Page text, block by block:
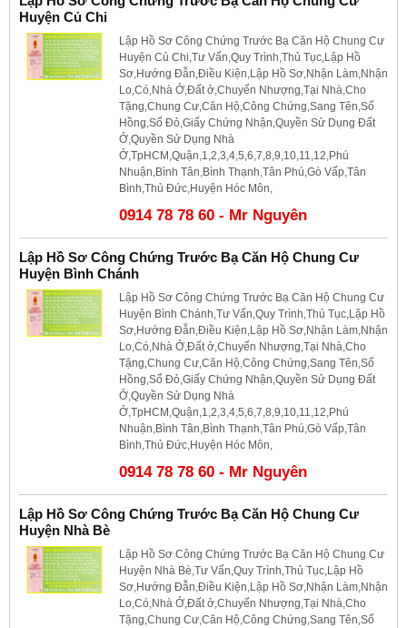
Huyện Củ Chi
Lập Hồ Sơ Công Chứng Trước Bạ Căn Hộ Chung Cư
Huyện Củ Chi,Tư Vấn,Quy Trình,Thủ Tục,Lập Hồ
Sơ,Hướng Đẫn,Điều Kiện,Lập Hồ Sơ,Nhận Làm,Nhận
Lo,Có,Nhà Ở,Đất ở,Chuyển Nhượng,Tại Nhà,Cho
Tặng,Chung Cư,Căn Hộ,Công Chứng,Sang Tên,Sổ
Hồng,Sổ Đỏ,Giấy Chứng Nhận,Quyền Sử Dụng Đất
Ở,Quyền Sử Dụng Nhà
Ở,TpHCM,Quận,1,2,3,4,5,6,7,8,9,10,11,12,Phú
Nhuận,Bình Tân,Bình Thạnh,Tân Phú,Gò Vấp,Tân
Bình,Thủ Đức,Huyện Hóc Môn,
0914 78 78 60 - Mr Nguyên
Lập Hồ Sơ Công Chứng Trước Bạ Căn Hộ Chung Cư
Huyện Bình Chánh
Lập Hồ Sơ Công Chứng Trước Bạ Căn Hộ Chung Cư
Huyện Bình Chánh,Tư Vấn,Quy Trình,Thủ Tục,Lập Hồ
Sơ,Hướng Đẫn,Điều Kiện,Lập Hồ Sơ,Nhận Làm,Nhận
Lo,Có,Nhà Ở,Đất ở,Chuyển Nhượng,Tại Nhà,Cho
Tặng,Chung Cư,Căn Hộ,Công Chứng,Sang Tên,Sổ
Hồng,Sổ Đỏ,Giấy Chứng Nhận,Quyền Sử Dụng Đất
Ở,Quyền Sử Dụng Nhà
Ở,TpHCM,Quận,1,2,3,4,5,6,7,8,9,10,11,12,Phú
Nhuận,Bình Tân,Bình Thạnh,Tân Phú,Gò Vấp,Tân
Bình,Thủ Đức,Huyện Hóc Môn,
0914 78 78 60 - Mr Nguyên
Lập Hồ Sơ Công Chứng Trước Bạ Căn Hộ Chung Cư
Huyện Nhà Bè
Lập Hồ Sơ Công Chứng Trước Bạ Căn Hộ Chung Cư
Huyện Nhà Bè,Tư Vấn,Quy Trình,Thủ Tục,Lập Hồ
Sơ,Hướng Đẫn,Điều Kiện,Lập Hồ Sơ,Nhận Làm,Nhận
Lo,Có,Nhà Ở,Đất ở,Chuyển Nhượng,Tại Nhà,Cho
Tặng,Chung Cư,Căn Hộ,Công Chứng,Sang Tên,Sổ